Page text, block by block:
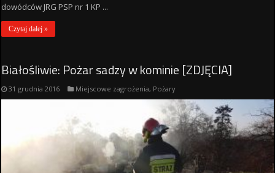
dowódców JRG PSP nr 1 KP ...
Czytaj dalej »
Białośliwie: Pożar sadzy w kominie [ZDJĘCIA]
31 grudnia 2016 Miejscowe zagrożenia, Pożary